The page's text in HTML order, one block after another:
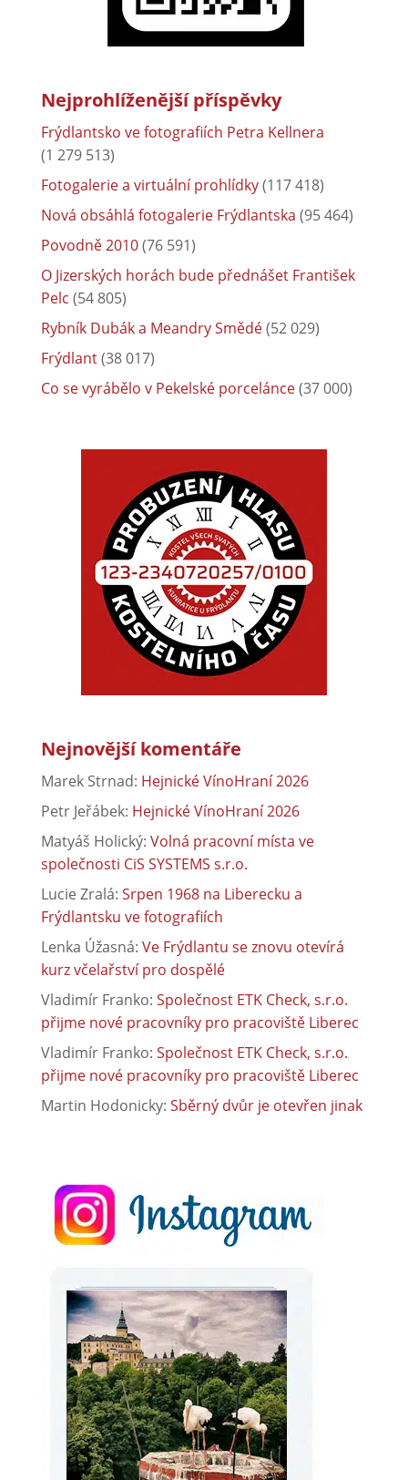
Nejprohlíženější příspěvky
Frýdlantsko ve fotografiích Petra Kellnera
(1 279 513)
Fotogalerie a virtuální prohlídky(117 418)
Nová obsáhlá fotogalerie Frýdlantska (95 464)
Povodně 2010(76 591)
O Jizerských horách bude přednášet František
Pelc (54 805)
Rybník Dubák a Meandry Smědé(52 029)
Frýdlant(38 017)
Co se vyrábělo v Pekelské porcelánce(37 000)
Nejnovější komentáře
Marek Strnad: Hejnické VínoHraní 2026
Petr Jeřábek: Hejnické VínoHraní 2026
Matyáš Holický: Volná pracovní místa ve
společnosti CiS SYSTEMS s.r.o.
Lucie Zralá: Srpen 1968 na Liberecku a
Frýdlantsku ve fotografiích
Lenka Úžasná: Ve Frýdlantu se znovu otevírá
kurz včelařství pro dospělé
Vladimír Franko: Společnost ETK Check, s.r.o.
přijme nové pracovníky pro pracoviště Liberec
Vladimír Franko: Společnost ETK Check, s.r.o.
přijme nové pracovníky pro pracoviště Liberec
Martin Hodonicky: Sběrný dvůr je otevřen jinak